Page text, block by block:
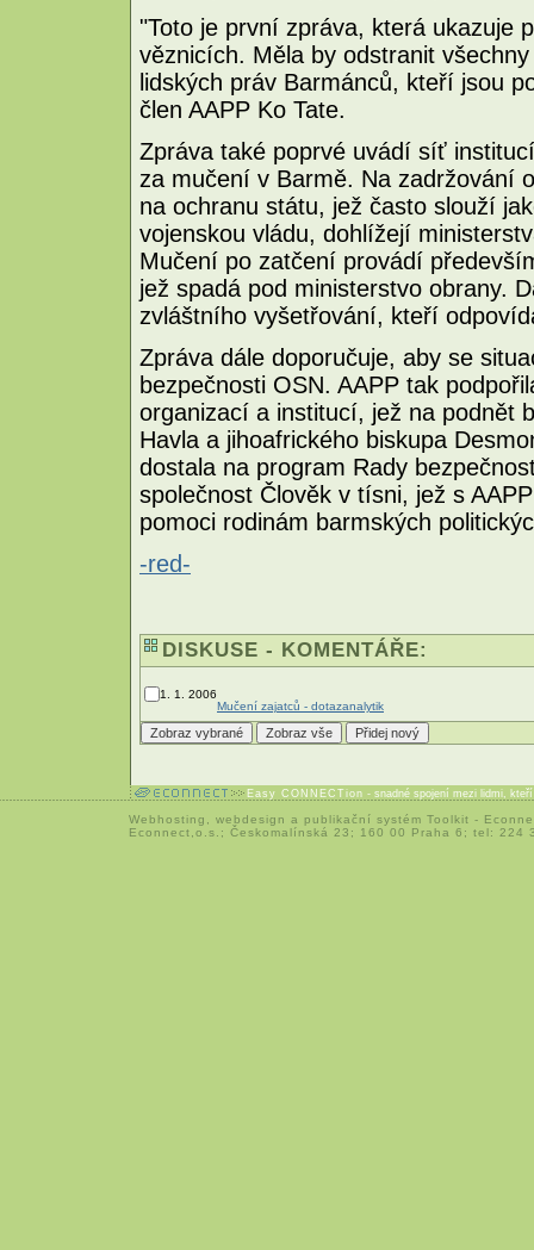
"Toto je první zpráva, která ukazuje
věznicích. Měla by odstranit
lidských práv Barmánců, kteří jsou
člen AAPP Ko Tate.
Zpráva také poprvé uvádí síť
za mučení v Barmě. Na zadržování
na ochranu státu, jež často slouží
vojenskou vládu, dohlížejí
Mučení po zatčení provádí
jež spadá pod ministerstvo obrany.
zvláštního vyšetřování, kteří
Zpráva dále doporučuje, aby se
bezpečnosti OSN. AAPP tak
organizací a institucí, jež na podnět
Havla a jihoafrického biskupa
dostala na program Rady
společnost Člověk v tísni, jež s
pomoci rodinám barmských
-red-
DISKUSE - KOMENTÁŘE:
1. 1. 2006
Mučení zajatců - dotazanalytik
Easy CONNECTion - snadné spojení mezi lidmi,
Webhosting webdesign a publikační systém Toolkit -
Econnect,o.s.; Českomalínská 23; 160 00 Praha 6; tel: 224